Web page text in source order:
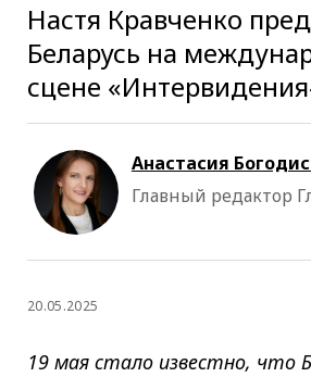
Настя Кравченко
Беларусь на
сцене
Анастасия
Главный редактор
20.05.2025
19 мая стало известно, что